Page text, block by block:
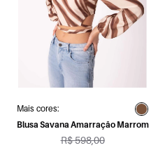
Mais cores:
Blusa Savana Amarração Marrom
R$ 598,00